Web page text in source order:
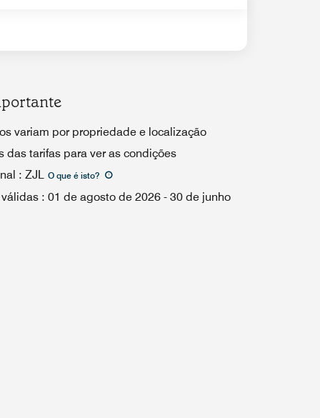
variam por propriedade e localização
das tarifas para ver as condições
: ZJL O que é isto?
: 01 de agosto de 2026 - 30 de junho